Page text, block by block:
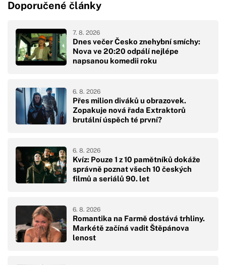
Doporučené články
Dnes večer Česko znehybní smíchy:
Nova ve 20:20 odpálí nejlépe
napsanou komedii roku
7. 8. 2026
Přes milion diváků u obrazovek.
Zopakuje nová řada Extraktorů
brutální úspěch té první?
6. 8. 2026
Kvíz: Pouze 1 z 10 pamětníků dokáže
správně poznat všech 10 českých
filmů a seriálů 90. let
6. 8. 2026
Romantika na Farmě dostává trhliny.
Markétě začíná vadit Štěpánova
lenost
6. 8. 2026